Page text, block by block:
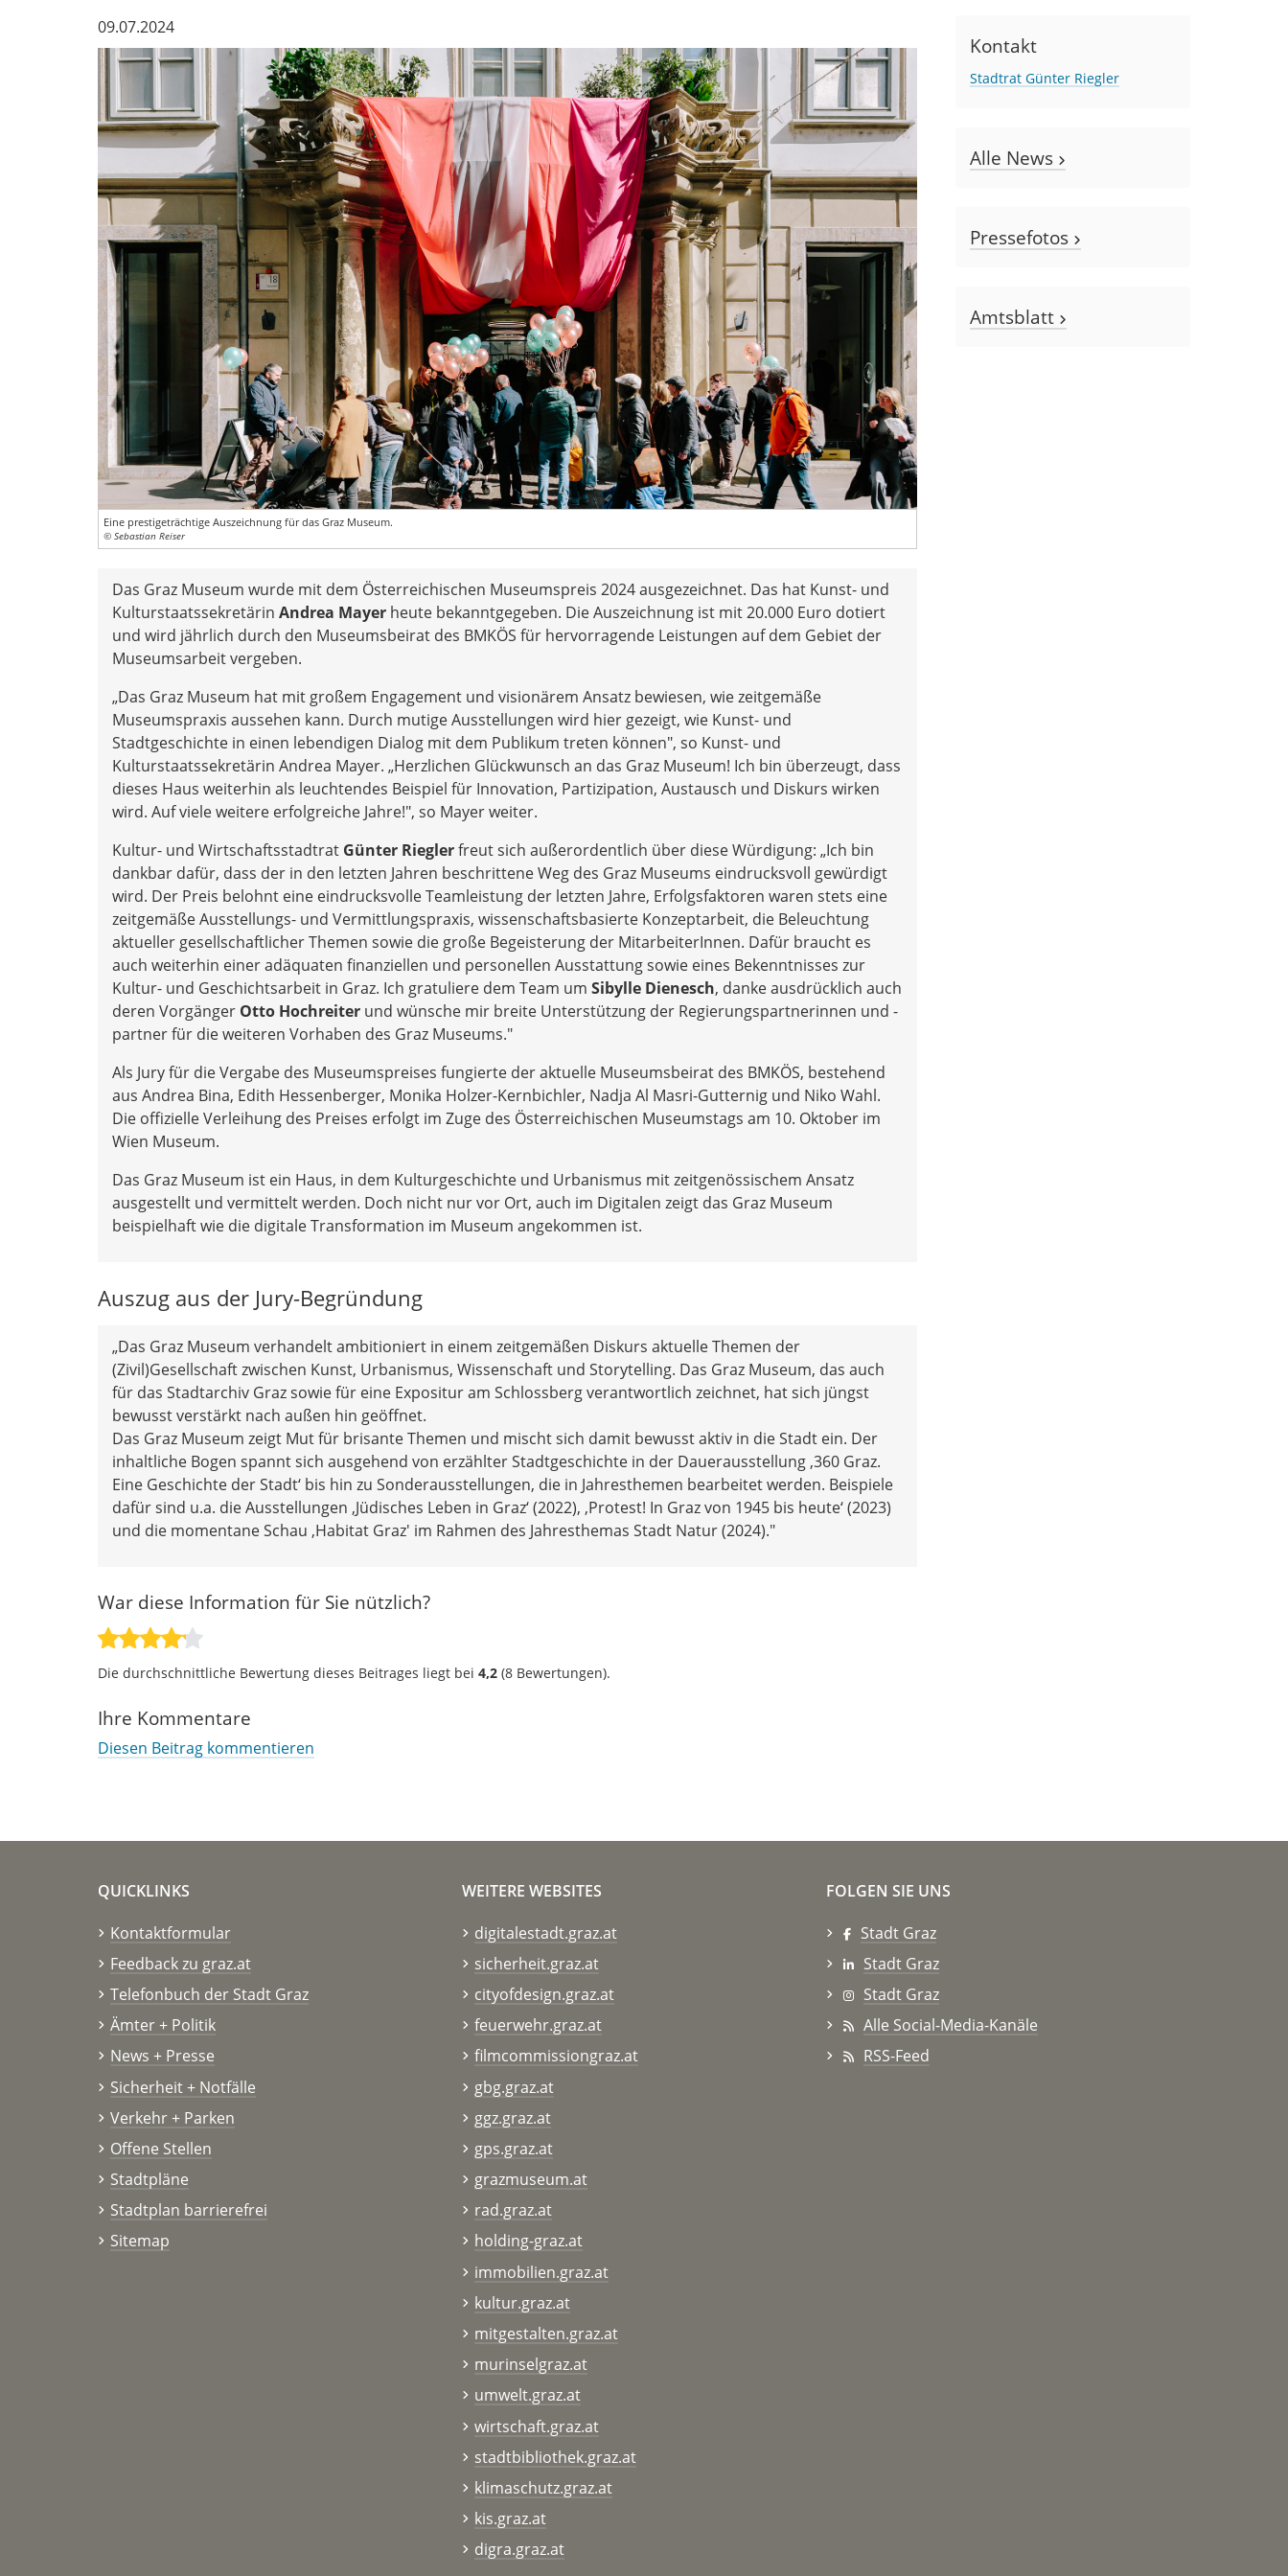
09.07.2024
Eine prestigeträchtige Auszeichnung für das Graz Museum.
© Sebastian Reiser
Das Graz Museum wurde mit dem Österreichischen Museumspreis 2024 ausgezeichnet. Das hat Kunst- und
Kulturstaatssekretärin Andrea Mayer heute bekanntgegeben. Die Auszeichnung ist mit 20.000 Euro dotiert
und wird jährlich durch den Museumsbeirat des BMKÖS für hervorragende Leistungen auf dem Gebiet der
Museumsarbeit vergeben.
„Das Graz Museum hat mit großem Engagement und visionärem Ansatz bewiesen, wie zeitgemäße
Museumspraxis aussehen kann. Durch mutige Ausstellungen wird hier gezeigt, wie Kunst- und
Stadtgeschichte in einen lebendigen Dialog mit dem Publikum treten können", so Kunst- und
Kulturstaatssekretärin Andrea Mayer. „Herzlichen Glückwunsch an das Graz Museum! Ich bin überzeugt, dass
dieses Haus weiterhin als leuchtendes Beispiel für Innovation, Partizipation, Austausch und Diskurs wirken
wird. Auf viele weitere erfolgreiche Jahre!", so Mayer weiter.
Kultur- und Wirtschaftsstadtrat Günter Rieglerfreut sich außerordentlich über diese Würdigung: „Ich bin
dankbar dafür, dass der in den letzten Jahren beschrittene Weg des Graz Museums eindrucksvoll gewürdigt
wird. Der Preis belohnt eine eindrucksvolle Teamleistung der letzten Jahre, Erfolgsfaktoren waren stets eine
zeitgemäße Ausstellungs- und Vermittlungspraxis, wissenschaftsbasierte Konzeptarbeit, die Beleuchtung
aktueller gesellschaftlicher Themen sowie die große Begeisterung der MitarbeiterInnen. Dafür braucht es
auch weiterhin einer adäquaten finanziellen und personellen Ausstattung sowie eines Bekenntnisses zur
Kultur- und Geschichtsarbeit in Graz. Ich gratuliere dem Team um Sibylle Dienesch, danke ausdrücklich auch
deren Vorgänger Otto Hochreiter und wünsche mir breite Unterstützung der Regierungspartnerinnen und -
partner für die weiteren Vorhaben des Graz Museums."
Als Jury für die Vergabe des Museumspreises fungierte der aktuelle Museumsbeirat des BMKÖS, bestehend
aus Andrea Bina, Edith Hessenberger, Monika Holzer-Kernbichler, Nadja Al Masri-Gutternig und Niko Wahl.
Die offizielle Verleihung des Preises erfolgt im Zuge des Österreichischen Museumstags am 10. Oktober im
Wien Museum.
Das Graz Museum ist ein Haus, in dem Kulturgeschichte und Urbanismus mit zeitgenössischem Ansatz
ausgestellt und vermittelt werden. Doch nicht nur vor Ort, auch im Digitalen zeigt das Graz Museum
beispielhaft wie die digitale Transformation im Museum angekommen ist.
Auszug aus der Jury-Begründung
„Das Graz Museum verhandelt ambitioniert in einem zeitgemäßen Diskurs aktuelle Themen der
(Zivil)Gesellschaft zwischen Kunst, Urbanismus, Wissenschaft und Storytelling. Das Graz Museum, das auch
für das Stadtarchiv Graz sowie für eine Expositur am Schlossberg verantwortlich zeichnet, hat sich jüngst
bewusst verstärkt nach außen hin geöffnet.
Das Graz Museum zeigt Mut für brisante Themen und mischt sich damit bewusst aktiv in die Stadt ein. Der
inhaltliche Bogen spannt sich ausgehend von erzählter Stadtgeschichte in der Dauerausstellung ‚360 Graz.
Eine Geschichte der Stadt‘ bis hin zu Sonderausstellungen, die in Jahresthemen bearbeitet werden. Beispiele
dafür sind u.a. die Ausstellungen ‚Jüdisches Leben in Graz‘ (2022), ‚Protest! In Graz von 1945 bis heute‘ (2023)
und die momentane Schau ‚Habitat Graz' im Rahmen des Jahresthemas Stadt Natur (2024)."
War diese Information für Sie nützlich?
Die durchschnittliche Bewertung dieses Beitrages liegt bei 4,2 (8 Bewertungen).
Ihre Kommentare
Diesen Beitrag kommentieren
Kontakt
Stadtrat Günter Riegler
Alle News
Pressefotos
Amtsblatt
QUICKLINKS
Kontaktformular
Feedback zu graz.at
Telefonbuch der Stadt Graz
Ämter + Politik
News + Presse
Sicherheit + Notfälle
Verkehr + Parken
Offene Stellen
Stadtpläne
Stadtplan barrierefrei
Sitemap
WEITERE WEBSITES
digitalestadt.graz.at
sicherheit.graz.at
cityofdesign.graz.at
feuerwehr.graz.at
filmcommissiongraz.at
gbg.graz.at
ggz.graz.at
gps.graz.at
grazmuseum.at
rad.graz.at
holding-graz.at
immobilien.graz.at
kultur.graz.at
mitgestalten.graz.at
murinselgraz.at
umwelt.graz.at
wirtschaft.graz.at
stadtbibliothek.graz.at
klimaschutz.graz.at
kis.graz.at
digra.graz.at
FOLGEN SIE UNS
Stadt Graz
Stadt Graz
Stadt Graz
Alle Social-Media-Kanäle
RSS-Feed